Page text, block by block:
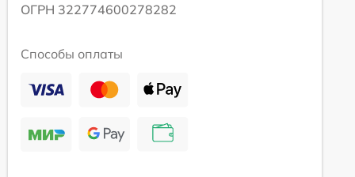
ОГРН 322774600278282
Способы оплаты